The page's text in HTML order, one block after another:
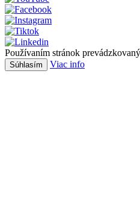
Používaním stránok
Súhlasím Viac info